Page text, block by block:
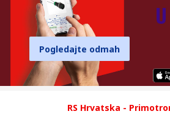
Pogledajte odmah
RS Hrvatska -